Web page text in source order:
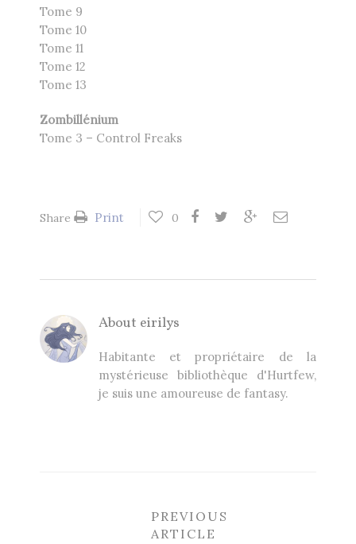
Tome 9
Tome 10
Tome 11
Tome 12
Tome 13
Zombillénium
Tome 3 – Control Freaks
Share Print 0
About eirilys
Habitante et propriétaire de la
mystérieuse bibliothèque d'Hurtfew,
je suis une amoureuse de fantasy.
PREVIOUS
ARTICLE